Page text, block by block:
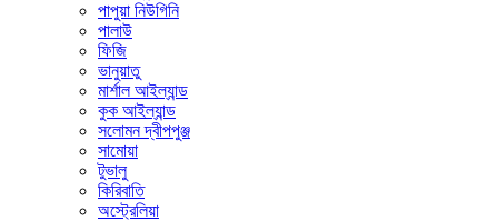
পাপুয়া নিউগিনি
পালাউ
ফিজি
ভানুয়াতু
মার্শাল আইল্যান্ড
কুক আইল্যান্ড
সলোমন দ্বীপপুঞ্জ
সামোয়া
টুভালু
কিরিবাতি
অস্ট্রেলিয়া